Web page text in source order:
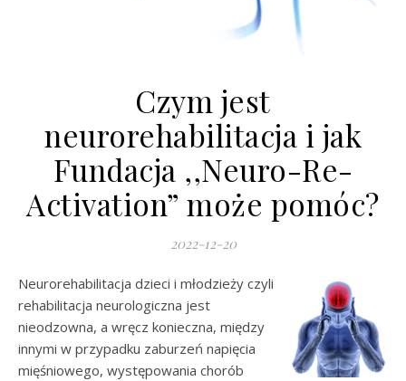
Czym jest
neurorehabilitacja i jak
Fundacja ,,Neuro-Re-
Activation” może pomóc?
2022-12-20
Neurorehabilitacja dzieci i młodzieży czyli
rehabilitacja neurologiczna jest
nieodzowna, a wręcz konieczna, między
innymi w przypadku zaburzeń napięcia
mięśniowego, występowania chorób